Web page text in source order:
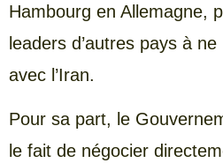
Hambourg en Allemagne,
leaders d’autres pays à
avec l’Iran.
Pour sa part, le
le fait de négocier